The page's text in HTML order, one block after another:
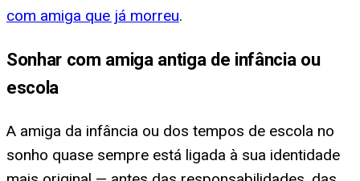
com amiga que já morreu.
Sonhar com amiga antiga de infância ou
escola
A amiga da infância ou dos tempos de escola no
sonho quase sempre está ligada à sua identidade